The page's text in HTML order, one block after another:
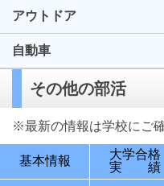
アウトドア
自動車
その他の部活
※最新の情報は学校にご
基本情報
大学合格
実 績